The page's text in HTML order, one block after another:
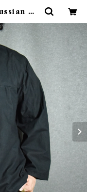
Ar
ング シャ
(マ
)